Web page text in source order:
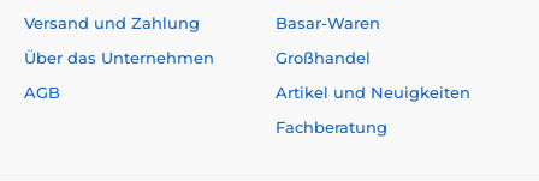
Versand und Zahlung
Über das Unternehmen
AGB
Basar-Waren
Großhandel
Artikel und Neuigkeiten
Fachberatung